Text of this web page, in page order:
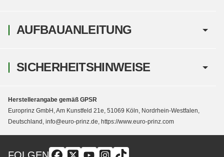
AUFBAUANLEITUNG
SICHERHEITSHINWEISE
Herstellerangabe gemäß GPSR
Europrinz GmbH, Am Kunstfeld 21e, 51069 Köln, Nordrhein-Westfalen,
Deutschland, info@euro-prinz.de, https://www.euro-prinz.com